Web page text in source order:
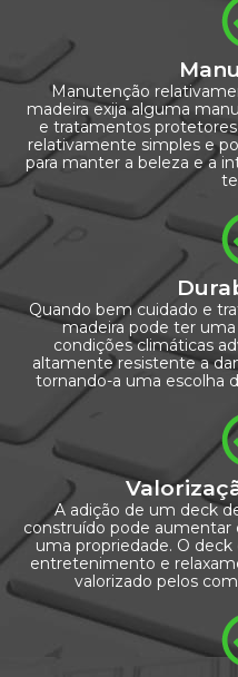
Manutenção
madeira exija alguma
e tratamentos protetores
relativamente simples e
para manter a beleza e a
Quando bem cuidado e
madeira pode ter
condições climáticas
altamente resistente a
tornando-a uma escolha
A adição de um deck
construído pode aumentar
uma propriedade. O deck
entretenimento e
valorizado pelos